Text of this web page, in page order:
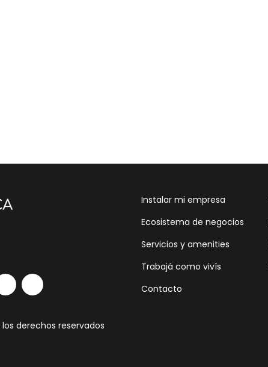
Instalar mi empresa
Ecosistema de negocios
Servicios y amenities
Trabajá como vivís
Contacto
derechos reservados